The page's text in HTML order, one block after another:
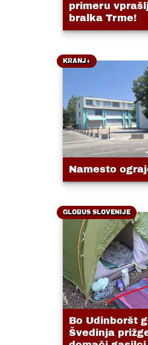
primeru
bralka Trme!
KRANJ+
Namesto
GLOBUS SLOVENIJE
Bo Udinboršt
Švedinja